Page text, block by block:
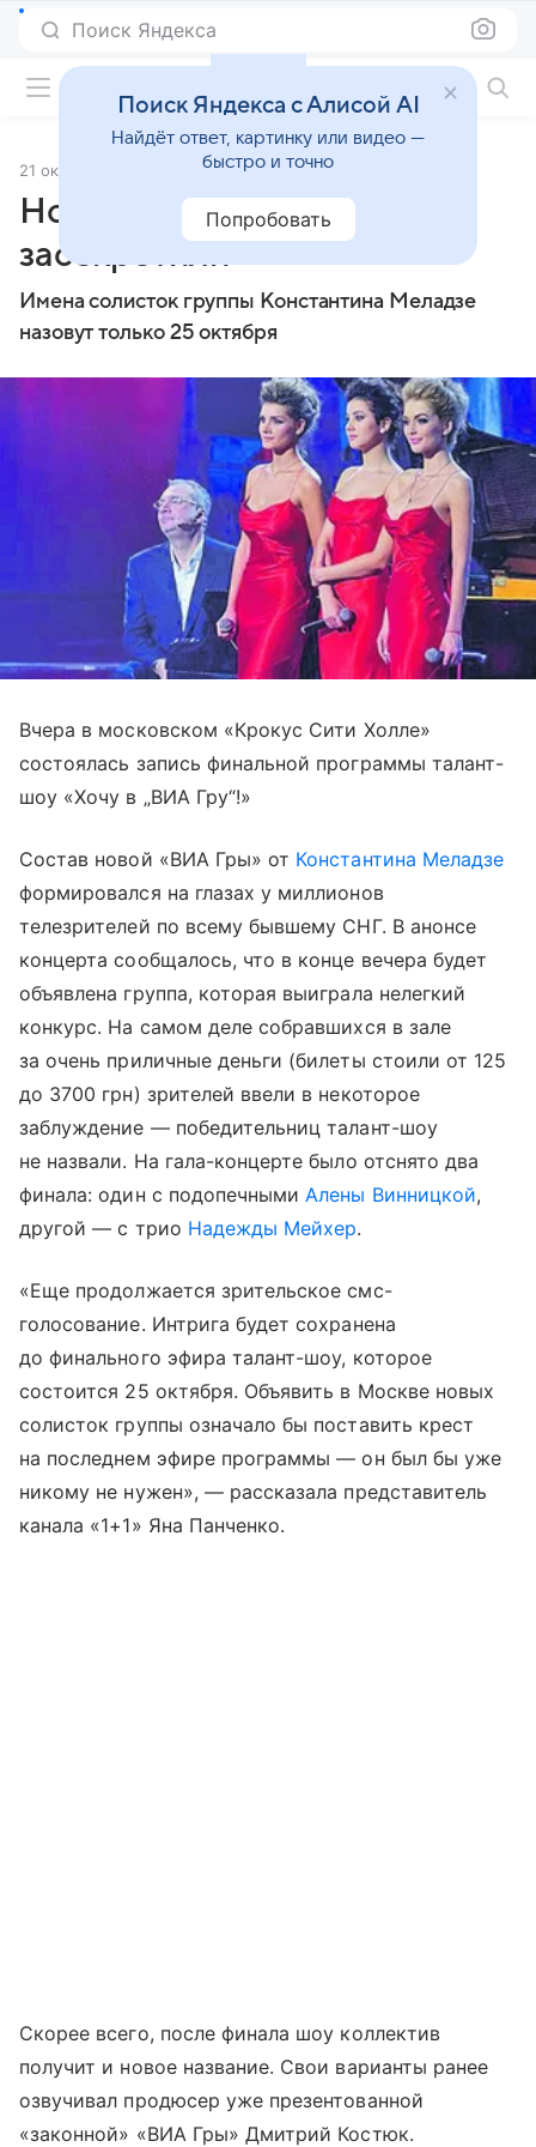
Поиск Яндекса
21 октября 2013 Источник:vz.ua
Новую «ВИА Гру»
засекретили
Имена солисток группы Константина Меладзе
назовут только 25 октября
Вчера в московском «Крокус Сити Холле»
состоялась запись финальной программы талант-
шоу «Хочу в „ВИА Гру“!»
Состав новой «ВИА Гры» от Константина Меладзе
формировался на глазах у миллионов
телезрителей по всему бывшему СНГ. В анонсе
концерта сообщалось, что в конце вечера будет
объявлена группа, которая выиграла нелегкий
конкурс. На самом деле собравшихся в зале
за очень приличные деньги (билеты стоили от 125
до 3700 грн) зрителей ввели в некоторое
заблуждение — победительниц талант-шоу
не назвали. На гала-концерте было отснято два
финала: один с подопечнымиАлены Винницкой,
другой — с трио Надежды Мейхер.
«Еще продолжается зрительское смс-
голосование. Интрига будет сохранена
до финального эфира талант-шоу, которое
состоится 25 октября. Объявить в Москве новых
солисток группы означало бы поставить крест
на последнем эфире программы — он был бы уже
никому не нужен», — рассказала представитель
канала «1+1» Яна Панченко.
Скорее всего, после финала шоу коллектив
получит и новое название. Свои варианты ранее
озвучивал продюсер уже презентованной
«законной» «ВИА Гры» Дмитрий Костюк.
Поиск Яндекса с Алисой AI
Найдёт ответ, картинку или видео —
быстро и точно
Попробовать